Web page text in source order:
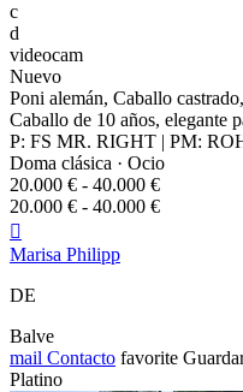
c
d
videocam
Nuevo
Poni alemán, Caballo
Caballo de 10 años,
P: FS MR. RIGHT | PM:
Doma clásica · Ocio
20.000 € - 40.000 €
20.000 € - 40.000 €

Marisa Philipp
DE
Balve
mail Contacto favorite
Platino